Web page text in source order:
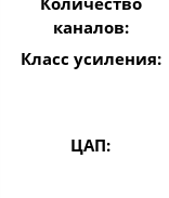
каналов:
Класс усиления:
ЦАП: